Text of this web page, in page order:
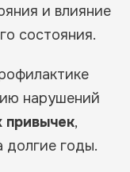
и влияние
состояния.
нарушений
,
годы.